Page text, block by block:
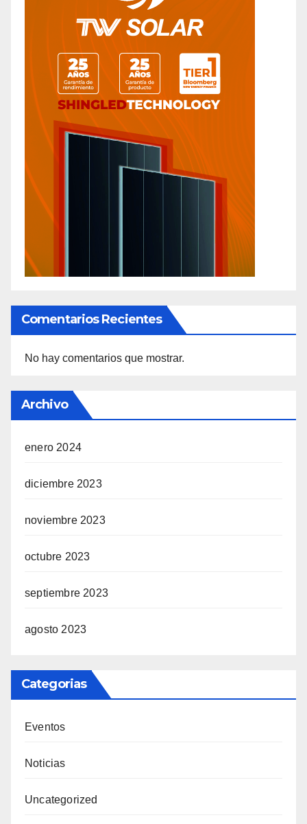
Comentarios Recientes
No hay comentarios que mostrar.
Archivo
enero 2024
diciembre 2023
noviembre 2023
octubre 2023
septiembre 2023
agosto 2023
Categorias
Eventos
Noticias
Uncategorized